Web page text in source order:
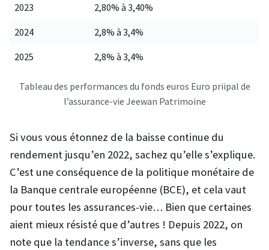
2023 2,80% à 3,40%
2024 2,8% à 3,4%
2025 2,8% à 3,4%
Tableau des performances du fonds euros Euro priipal de
l’assurance-vie Jeewan Patrimoine
Si vous vous étonnez de la baisse continue du
rendement jusqu’en 2022, sachez qu’elle s’explique.
C’est une conséquence de la politique monétaire de
la Banque centrale européenne (BCE), et cela vaut
pour toutes les assurances-vie… Bien que certaines
aient mieux résisté que d’autres ! Depuis 2022, on
note que la tendance s’inverse, sans que les